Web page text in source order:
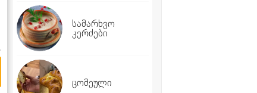
სამარხვო
კერძები
ცომეული